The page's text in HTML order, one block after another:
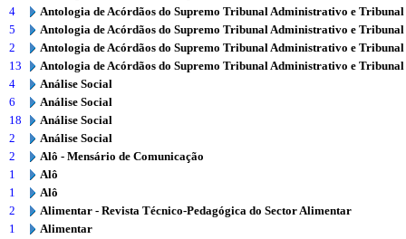
4
Antologia de Acórdãos do Supremo Tribunal Administrativo e
5
Antologia de Acórdãos do Supremo Tribunal Administrativo e
2
Antologia de Acórdãos do Supremo Tribunal Administrativo e
13
Antologia de Acórdãos do Supremo Tribunal Administrativo e
4
Análise Social
6
Análise Social
18
Análise Social
2
Análise Social
2
Alô - Mensário de Comunicação
1
Alô
1
Alô
2
Alimentar - Revista Técnico-Pedagógica do Sector Alimentar
1
Alimentar